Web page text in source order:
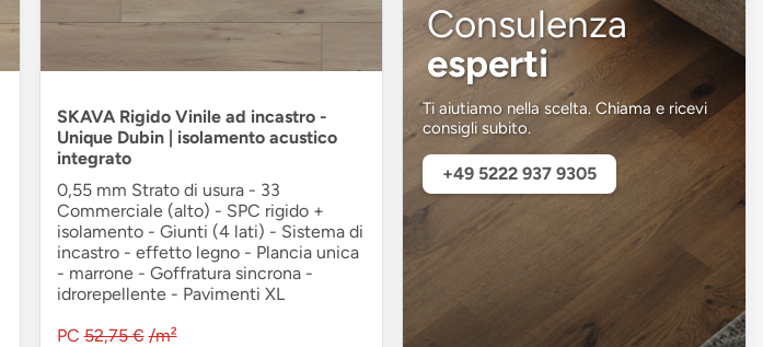
SKAVA Rigido Vinile ad incastro -
Unique Dubin | isolamento acustico
integrato
0,55 mm Strato di usura - 33
Commerciale (alto) - SPC rigido +
isolamento - Giunti (4 lati) - Sistema di
incastro - effetto legno - Plancia unica
- marrone - Goffratura sincrona -
idrorepellente - Pavimenti XL
PC 52,75 € /m²
Consulenza
esperti
Ti aiutiamo nella scelta. Chiama e ricevi
consigli subito.
+49 5222 937 9305